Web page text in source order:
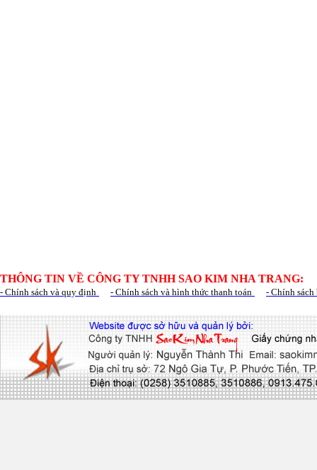
THÔNG TIN VỀ CÔNG TY TNHH SAO KIM NHA TRANG:
- Chính sách và quy định - Chính sách và hình thức thanh toán - Chính sách